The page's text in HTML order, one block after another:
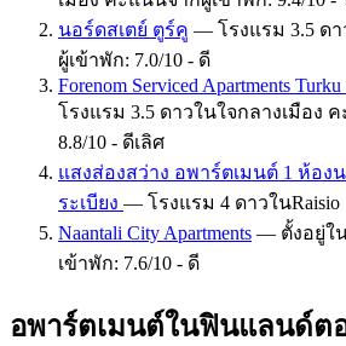
นอร์ดสเตย์ ตูร์คู — โรงแรม 3.5 ด
ผู้เข้าพัก: 7.0/10 - ดี
Forenom Serviced Apartments
โรงแรม 3.5 ดาวในใจกลางเมือง
8.8/10 - ดีเลิศ
แสงส่องสว่าง อพาร์ตเมนต์ 1 ห้อ
ระเบียง — โรงแรม 4 ดาวในRaisio
Naantali City Apartments — ตั้งอยู่ใ
เข้าพัก: 7.6/10 - ดี
อพาร์ตเมนต์ในฟินแลนด์ต